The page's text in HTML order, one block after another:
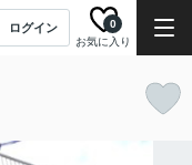
ログイン
お気に入り
0